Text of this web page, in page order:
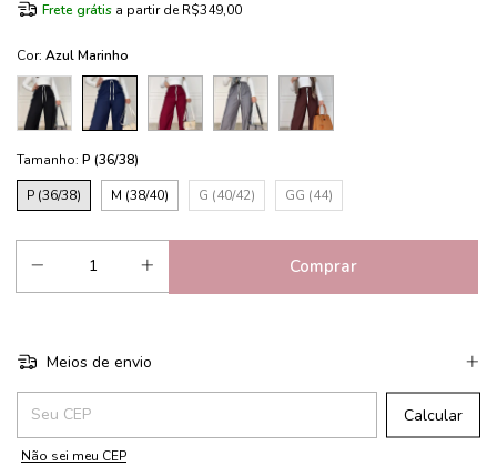
Frete grátis a partir deR$349,00
Cor: Azul Marinho
Tamanho: P (36/38)
P (36/38)
M (38/40) G (40/42) GG (44)
Meios de envio
Entregas para o CEP:
Calcular
Não sei meu CEP